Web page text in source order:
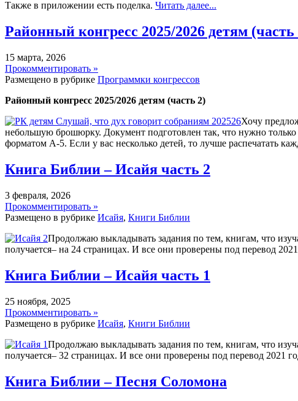
Также в приложении есть поделка. Читать далее...
Районный конгресс 2025/2026 детям (часть
15 марта, 2026
Прокомментировать »
Размещено в рубрике Программки конгрессов
Районный конгресс 2025/2026 детям (часть 2)
Хочу
небольшую брошюрку. Документ подготовлен так, что нужно только
форматом А-5. Если у вас несколько детей, то лучше распечатать
Книга Библии – Исайя часть 2
3 февраля, 2026
Прокомментировать »
Размещено в рубрике Исайя, Книги Библии
Продолжаю выкладывать задания по тем, книгам, что
получается– на 24 страницах. И все они проверены под перевод
Книга Библии – Исайя часть 1
25 ноября, 2025
Прокомментировать »
Размещено в рубрике Исайя, Книги Библии
Продолжаю выкладывать задания по тем, книгам, что
получается– 32 страницах. И все они проверены под перевод 2021
Книга Библии – Песня Соломона